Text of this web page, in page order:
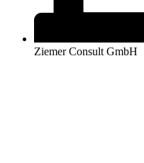
Ziemer Consult GmbH